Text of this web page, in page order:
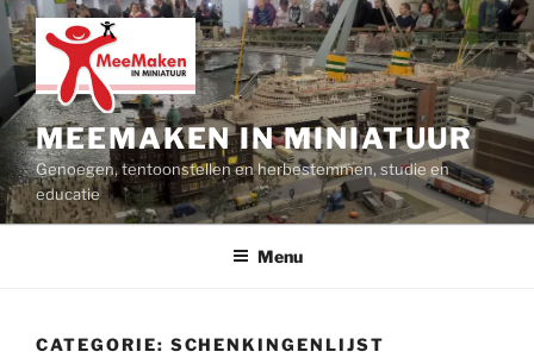
Ga
naar
de
inhoud
MEEMAKEN IN MINIATUUR
Genoegen, tentoonstellen en herbestemmen, studie en
educatie
Menu
CATEGORIE: SCHENKINGENLIJST